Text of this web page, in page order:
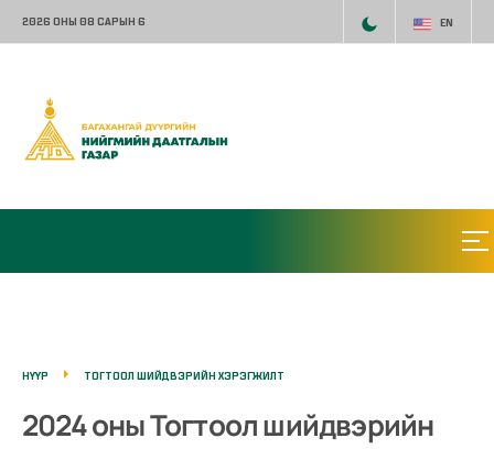
2026 ОНЫ 08 САРЫН 6 EN
НҮҮР ТОГТООЛ ШИЙДВЭРИЙН ХЭРЭГЖИЛТ
2024 оны Тогтоол шийдвэрийн